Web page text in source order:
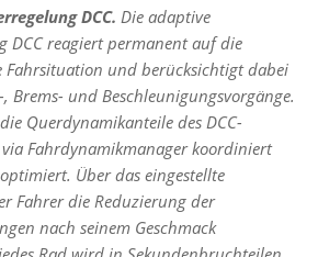
DCC. Die adaptive
DCC reagiert permanent auf die
und berücksichtigt dabei
Brems- und Beschleunigungsvorgänge.
Querdynamikanteile des DCC-
Fahrdynamikmanager koordiniert
Über das eingestellte
Fahrer die Reduzierung der
nach seinem Geschmack